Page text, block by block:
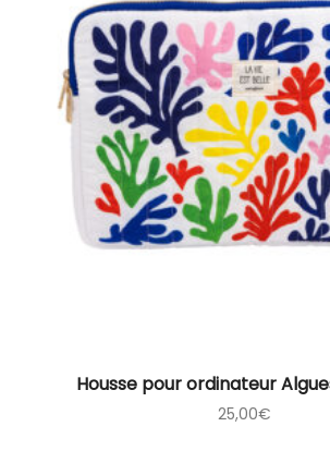
Housse pour ordinateur
25,00€